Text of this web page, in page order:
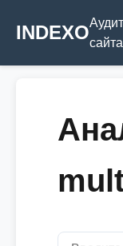
INDEXOАудит
сайта